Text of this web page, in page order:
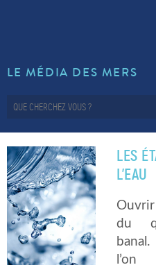
LE MÉDIA DES MERS
LES
L’EAU
du